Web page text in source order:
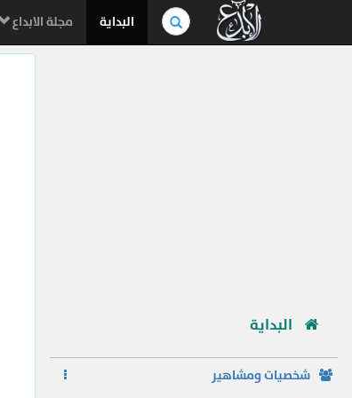
بحث
في
الموسوعة..
البداية مجلة الابداع
البداية
شخصيات ومشاهير